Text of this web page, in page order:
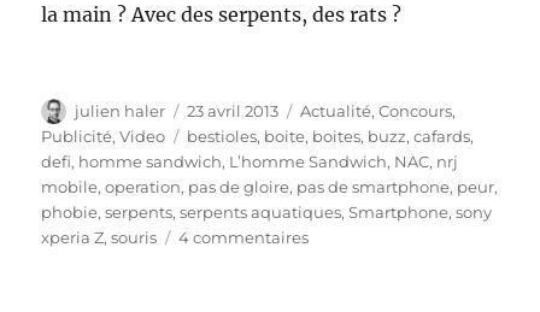
la main ? Avec des serpents, des rats ?
Auteur
julien haler
Publié
le
23 avril 2013 Catégories
Actualité,Concours,
Publicité,Video Étiquettes
bestioles, boite, boites, buzz,cafards,
defi, homme sandwich, L’homme Sandwich, NAC, nrj
mobile,operation, pas de gloire, pas de smartphone, peur,
phobie,serpents,serpents aquatiques,Smartphone,sony
xperia Z,souris 4 commentairessur